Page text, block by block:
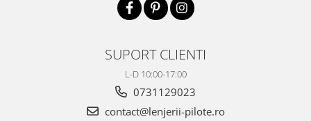
SUPORT CLIENTI
L-D 10:00-17:00
0731129023
contact@lenjerii-pilote.ro